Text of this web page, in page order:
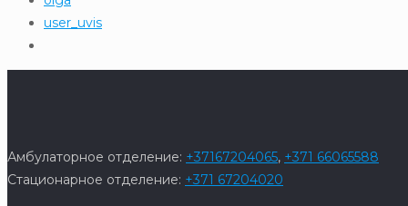
user_uvis
Амбулаторное отделение: +37167204065, +371 66065588
Стационарное отделение: +371 67204020